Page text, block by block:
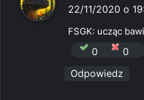
i
z
:
22/11/2020 o
FSGK: ucząc
0
0
Odpowiedz